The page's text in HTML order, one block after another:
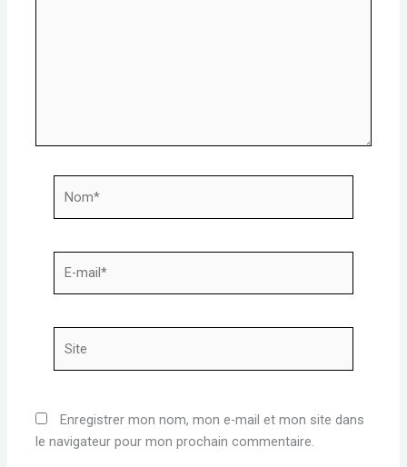
Enregistrer mon nom, mon e-mail et mon site dans
le navigateur pour mon prochain commentaire.